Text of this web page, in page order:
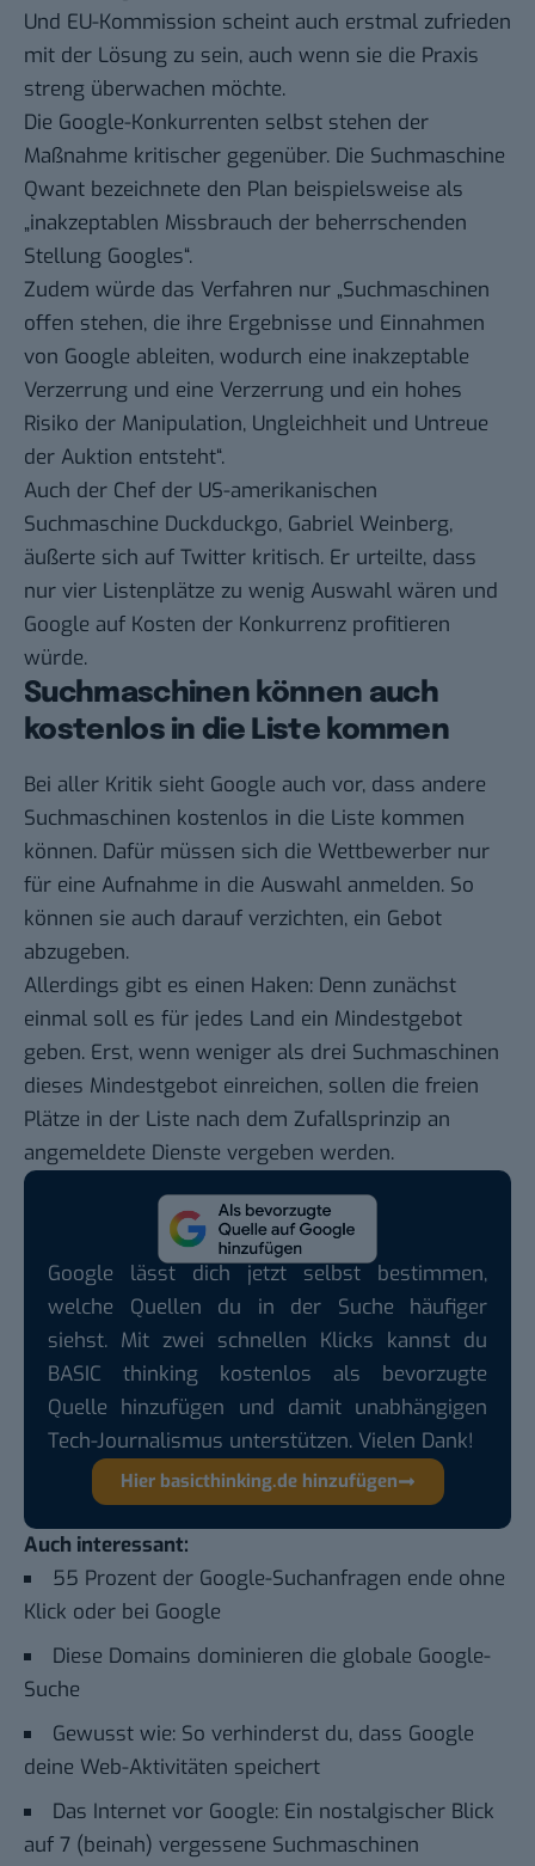
Und EU-Kommission scheint auch erstmal zufrieden
mit der Lösung zu sein, auch wenn sie die Praxis
streng überwachen möchte.
Die Google-Konkurrenten selbst stehen der
Maßnahme kritischer gegenüber. Die Suchmaschine
Qwant bezeichnete den Plan beispielsweise als
„inakzeptablen Missbrauch der beherrschenden
Stellung Googles“.
Zudem würde das Verfahren nur „Suchmaschinen
offen stehen, die ihre Ergebnisse und Einnahmen
von Google ableiten, wodurch eine inakzeptable
Verzerrung und eine Verzerrung und ein hohes
Risiko der Manipulation, Ungleichheit und Untreue
der Auktion entsteht“.
Auch der Chef der US-amerikanischen
Suchmaschine Duckduckgo, Gabriel Weinberg,
äußerte sich auf Twitter kritisch. Er urteilte, dass
nur vier Listenplätze zu wenig Auswahl wären und
Google auf Kosten der Konkurrenz profitieren
würde.
Suchmaschinen können auch
kostenlos in die Liste kommen
Bei aller Kritik sieht Google auch vor, dass andere
Suchmaschinen kostenlos in die Liste kommen
können. Dafür müssen sich die Wettbewerber nur
für eine Aufnahme in die Auswahl anmelden. So
können sie auch darauf verzichten, ein Gebot
abzugeben.
Allerdings gibt es einen Haken: Denn zunächst
einmal soll es für jedes Land ein Mindestgebot
geben. Erst, wenn weniger als drei Suchmaschinen
dieses Mindestgebot einreichen, sollen die freien
Plätze in der Liste nach dem Zufallsprinzip an
angemeldete Dienste vergeben werden.
Google lässt dich jetzt selbst bestimmen,
welche Quellen du in der Suche häufiger
siehst. Mit zwei schnellen Klicks kannst du
BASIC thinking kostenlos als bevorzugte
Quelle hinzufügen und damit unabhängigen
Tech-Journalismus unterstützen. Vielen Dank!
Hier basicthinking.de hinzufügen
Auch interessant:
55 Prozent der Google-Suchanfragen ende ohne
Klick oder bei Google
Diese Domains dominieren die globale Google-
Suche
Gewusst wie: So verhinderst du, dass Google
deine Web-Aktivitäten speichert
Das Internet vor Google: Ein nostalgischer Blick
auf 7 (beinah) vergessene Suchmaschinen